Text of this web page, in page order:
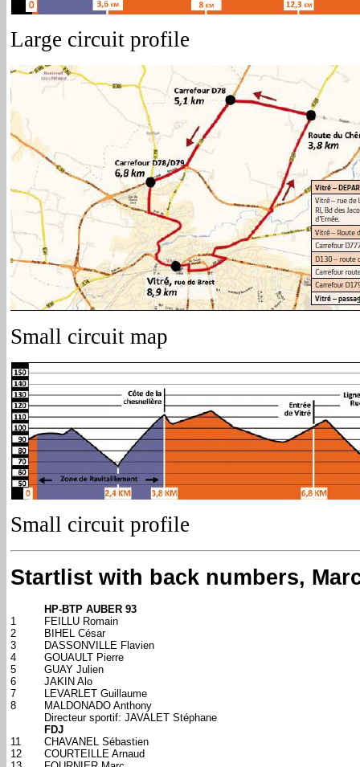
Large circuit profile
Small circuit map
Small circuit profile
Startlist with back numbers,
HP-BTP AUBER 93
1
FEILLU Romain
2
BIHEL César
3
DASSONVILLE Flavien
4
GOUAULT Pierre
5
GUAY Julien
6
JAKIN Alo
7
LEVARLET Guillaume
8
MALDONADO Anthony
Directeur sportif: JAVALET Stéphane
FDJ
11
CHAVANEL Sébastien
12
COURTEILLE Arnaud